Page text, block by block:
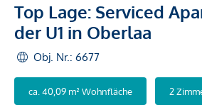
Top Lage: Serviced
der U1 in Oberlaa
Obj. Nr.: 6677
ca. 40,09 m² Wohnfläche 2